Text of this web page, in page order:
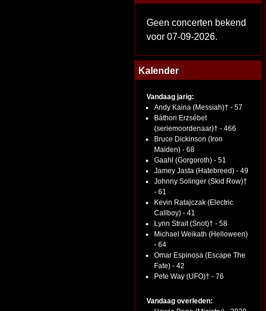
Geen concerten bekend
voor 07-09-2026.
Kalender
Vandaag jarig:
Andy Kaina (Messiah)† - 57
Báthori Erzsébet
(seriemoordenaar)† - 466
Bruce Dickinson (Iron
Maiden) - 68
Gaahl (Gorgoroth) - 51
Jamey Jasta (Hatebreed) - 49
Johnny Solinger (Skid Row)†
- 61
Kevin Ratajczak (Electric
Callboy) - 41
Lynn Strait (Snot)† - 58
Michael Weikath (Helloween)
- 64
Omar Espinosa (Escape The
Fate) - 42
Pete Way (UFO)† - 76
Vandaag overleden: